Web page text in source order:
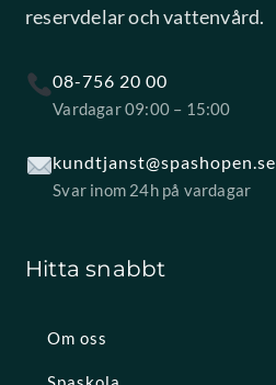
reservdelar och vattenvård.
08-756 20 00
Vardagar 09:00 – 15:00
kundtjanst@spashopen.se
Svar inom 24h på vardagar
Hitta snabbt
Om oss